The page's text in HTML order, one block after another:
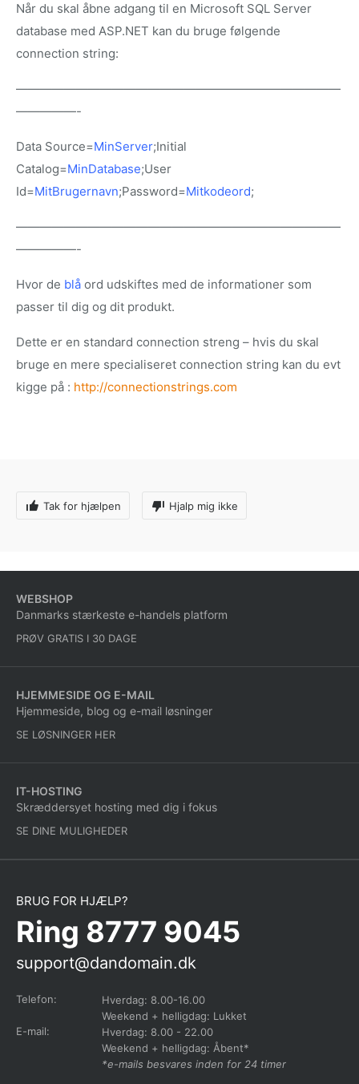
Når du skal åbne adgang til en Microsoft SQL Server
database med ASP.NET kan du bruge følgende
connection string:
———————————————————————————
—————-
Data Source=MinServer;Initial
Catalog=MinDatabase;User
Id=MitBrugernavn;Password=Mitkodeord;
———————————————————————————
—————-
Hvor de blå ord udskiftes med de informationer som
passer til dig og dit produkt.
Dette er en standard connection streng – hvis du skal
bruge en mere specialiseret connection string kan du evt
kigge på : http://connectionstrings.com
Tak for hjælpen Hjalp mig ikke
WEBSHOP
Danmarks stærkeste e-handels platform
PRØV GRATIS I 30 DAGE
HJEMMESIDE OG E-MAIL
Hjemmeside, blog og e-mail løsninger
SE LØSNINGER HER
IT-HOSTING
Skræddersyet hosting med dig i fokus
SE DINE MULIGHEDER
BRUG FOR HJÆLP?
Ring 8777 9045
support@dandomain.dk
Telefon:
Hverdag: 8.00-16.00
Weekend + helligdag: Lukket
E-mail:
Hverdag: 8.00 - 22.00
Weekend + helligdag: Åbent*
*e-mails besvares inden for 24 timer